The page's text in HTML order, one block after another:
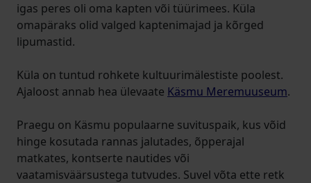
igas peres oli oma kapten või tüürimees. Küla
omapäraks olid valged kaptenimajad ja kõrged
lipumastid.
Küla on tuntud rohkete kultuurimälestiste poolest.
Ajaloost annab hea ülevaate Käsmu Meremuuseum.
Praegu on Käsmu populaarne suvituspaik, kus võid
hinge kosutada rannas jalutades, õpperajal
matkates, kontserte nautides või
vaatamisväärsustega tutvudes. Suvel võta ette retk